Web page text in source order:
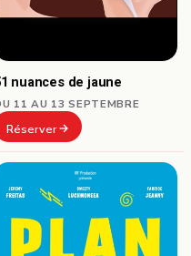
nuances de jaune
11 AU 13 SEPTEMBRE
Réserver